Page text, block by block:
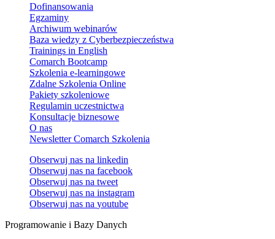
Dofinansowania
Egzaminy
Archiwum webinarów
Baza wiedzy z Cyberbezpieczeństwa
Trainings in English
Comarch Bootcamp
Szkolenia e-learningowe
Zdalne Szkolenia Online
Pakiety szkoleniowe
Regulamin uczestnictwa
Konsultacje biznesowe
O nas
Newsletter Comarch Szkolenia
Obserwuj nas na linkedin
Obserwuj nas na facebook
Obserwuj nas na tweet
Obserwuj nas na instagram
Obserwuj nas na youtube
Programowanie i Bazy Danych